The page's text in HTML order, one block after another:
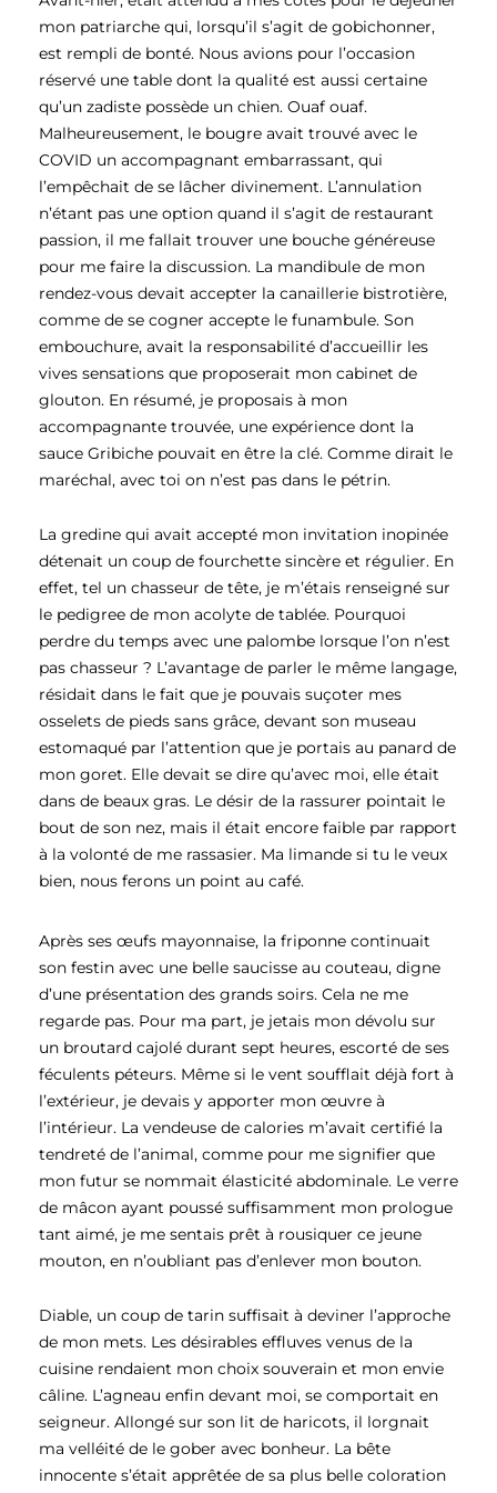
mon patriarche qui, lorsqu’il s’agit de gobichonner,
est rempli de bonté. Nous avions pour l’occasion
réservé une table dont la qualité est aussi certaine
qu’un zadiste possède un chien. Ouaf ouaf.
Malheureusement, le bougre avait trouvé avec le
COVID un accompagnant embarrassant, qui
l’empêchait de se lâcher divinement. L’annulation
n’étant pas une option quand il s’agit de restaurant
passion, il me fallait trouver une bouche généreuse
pour me faire la discussion. La mandibule de mon
rendez-vous devait accepter la canaillerie bistrotière,
comme de se cogner accepte le funambule. Son
embouchure, avait la responsabilité d’accueillir les
vives sensations que proposerait mon cabinet de
glouton. En résumé, je proposais à mon
accompagnante trouvée, une expérience dont la
sauce Gribiche pouvait en être la clé. Comme dirait le
maréchal, avec toi on n’est pas dans le pétrin.
La gredine qui avait accepté mon invitation inopinée
détenait un coup de fourchette sincère et régulier. En
effet, tel un chasseur de tête, je m’étais renseigné sur
le pedigree de mon acolyte de tablée. Pourquoi
perdre du temps avec une palombe lorsque l’on n’est
pas chasseur ? L’avantage de parler le même langage,
résidait dans le fait que je pouvais suçoter mes
osselets de pieds sans grâce, devant son museau
estomaqué par l’attention que je portais au panard de
mon goret. Elle devait se dire qu’avec moi, elle était
dans de beaux gras. Le désir de la rassurer pointait le
bout de son nez, mais il était encore faible par rapport
à la volonté de me rassasier. Ma limande si tu le veux
bien, nous ferons un point au café.
Après ses œufs mayonnaise, la friponne continuait
son festin avec une belle saucisse au couteau, digne
d’une présentation des grands soirs. Cela ne me
regarde pas. Pour ma part, je jetais mon dévolu sur
un broutard cajolé durant sept heures, escorté de ses
féculents péteurs. Même si le vent soufflait déjà fort à
l’extérieur, je devais y apporter mon œuvre à
l’intérieur. La vendeuse de calories m’avait certifié la
tendreté de l’animal, comme pour me signifier que
mon futur se nommait élasticité abdominale. Le verre
de mâcon ayant poussé suffisamment mon prologue
tant aimé, je me sentais prêt à rousiquer ce jeune
mouton, en n’oubliant pas d’enlever mon bouton.
Diable, un coup de tarin suffisait à deviner l’approche
de mon mets. Les désirables effluves venus de la
cuisine rendaient mon choix souverain et mon envie
câline. L’agneau enfin devant moi, se comportait en
seigneur. Allongé sur son lit de haricots, il lorgnait
ma velléité de le gober avec bonheur. La bête
innocente s’était apprêtée de sa plus belle coloration